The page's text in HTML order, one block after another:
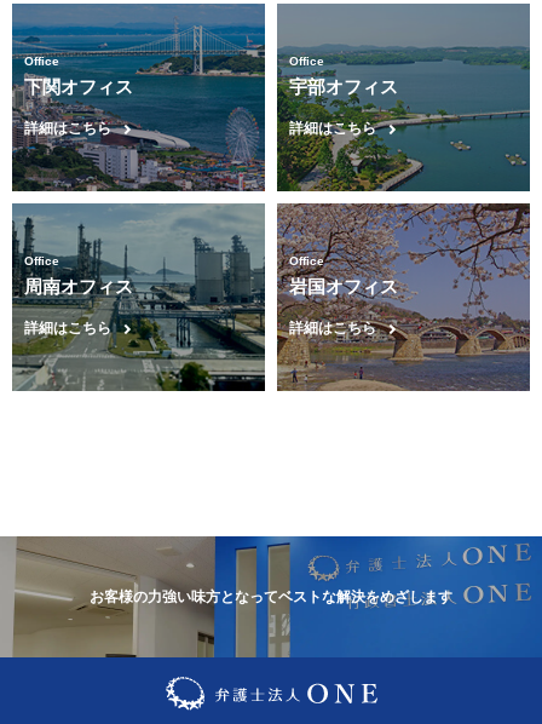
Office
下関オフィス
詳細はこちら
Office
宇部オフィス
詳細はこちら
Office
周南オフィス
詳細はこちら
Office
岩国オフィス
詳細はこちら
お客様の力強い味方となってベストな解決をめざします